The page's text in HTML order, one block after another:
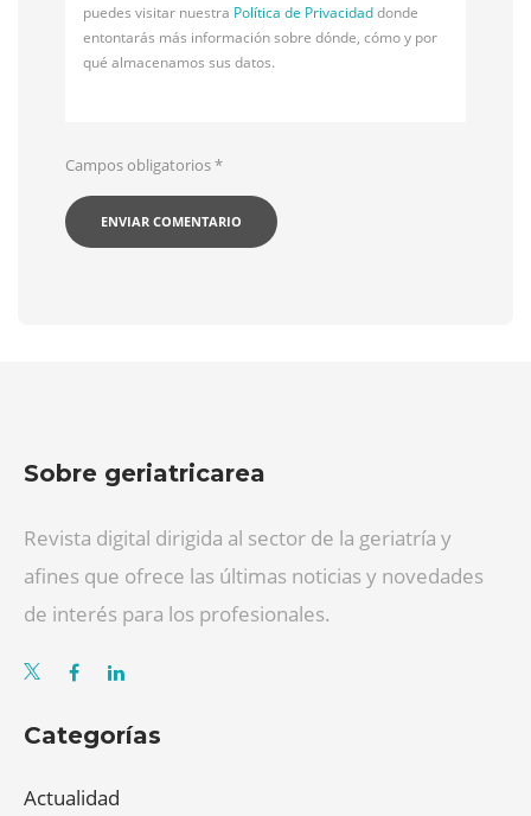
puedes visitar nuestra Política de Privacidaddonde
entontarás más información sobre dónde, cómo y por
qué almacenamos sus datos.
Campos obligatorios*
Sobre geriatricarea
Revista digital dirigida al sector de la geriatría y
afines que ofrece las últimas noticias y novedades
de interés para los profesionales.
Categorías
Actualidad